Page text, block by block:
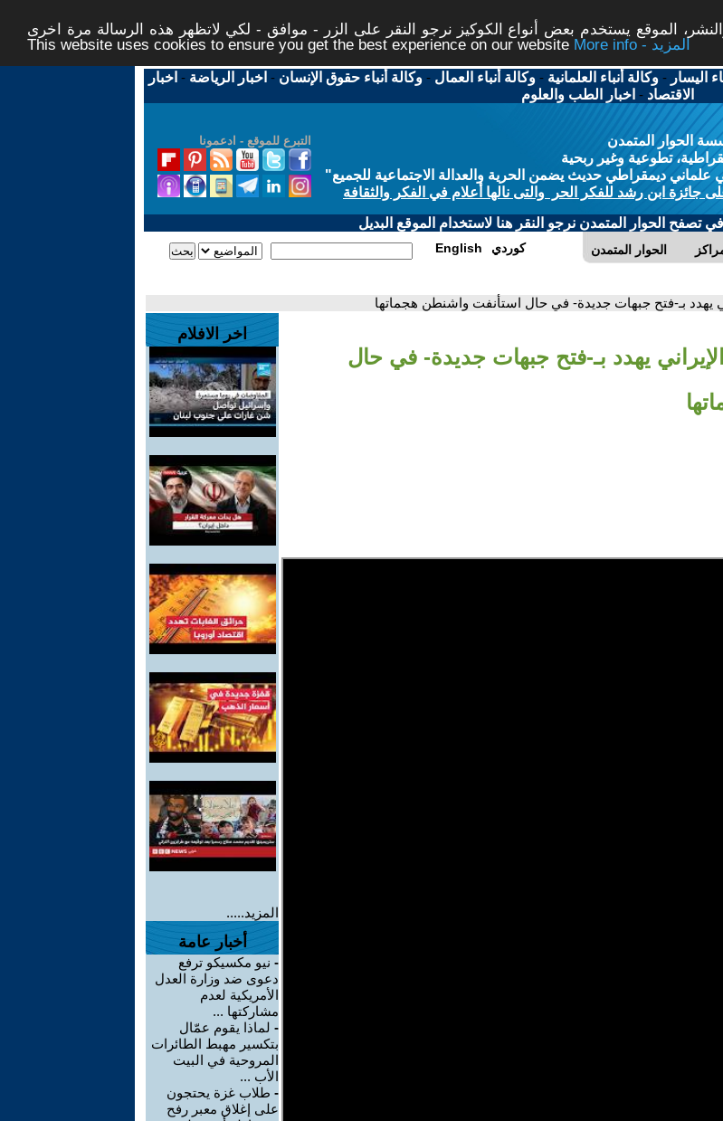
الموقع يستخدم بعض أنواع الكوكيز نرجو النقر على الزر - موافق - لكي لاتظهر هذه الرسالة مرة اخرى -
This website uses cookies to ensure you get the best experience on our website
More info - المزيد
اليسار -وكالة أنباء العلمانية -وكالة أنباء العمال -وكالة أنباء حقوق الإنسان - اخبار الرياضة - اخبار
الاقتصاد - اخبار الطب والعلوم
التبرع للموقع - ادعمونا
الحوار المتمدن
تطوعية وغير ربحية
ديمقراطي حديث يضمن الحرية والعدالة الاجتماعية للجميع"
جائزة ابن رشد للفكر الحر والتى نالها أعلام في الفكر والثقافة
تصفح الحوار المتمدن نرجو النقر هنا لاستخدام الموقع البديل
الحوار المتمدن English كوردي
يهدد بـ-فتح جبهات جديدة- في حال استأنفت واشنطن هجماتها
يهدد بـ-فتح جبهات جديدة- في حال
اخر الافلام
المزيد.....
أخبار عامة
- نيو مكسيكو ترفع
دعوى ضد وزارة العدل
الأمريكية لعدم
مشاركتها ...
- لماذا يقوم عمّال
بتكسير مهبط الطائرات
المروحية في البيت
الأب ...
- طلاب غزة يحتجون
على إغلاق معبر رفح